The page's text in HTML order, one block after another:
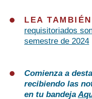
LEA
requisitoriados
semestre de 2024
Comienza a
recibiendo las
en tu bandeja